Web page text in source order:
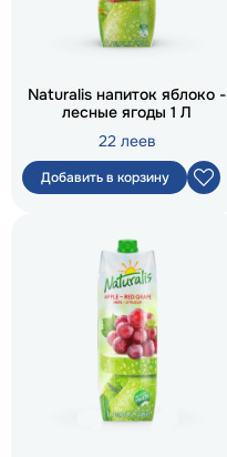
Naturalis напиток яблоко -
лесные ягоды 1 Л
22 леев
Добавить в корзину